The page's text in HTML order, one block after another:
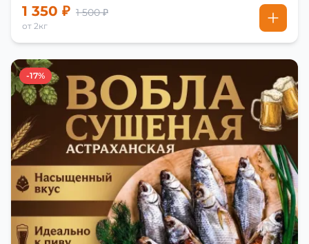
1 350 ₽ 1 500 ₽
от 2кг
-17%